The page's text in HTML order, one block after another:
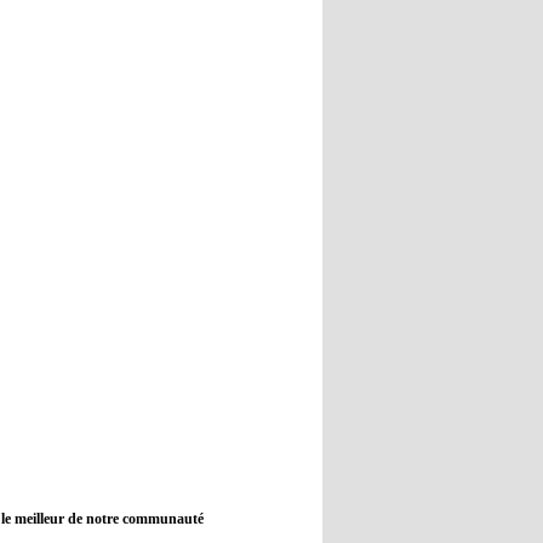
08:21 - 2022/11/08
meilleur de notre communauté